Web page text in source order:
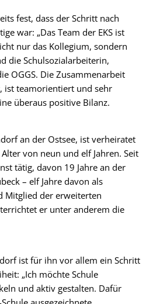
fest, dass der Schritt nach
war: „Das Team der EKS ist
nur das Kollegium, sondern
die Schulsozialarbeiterin,
OGGS. Die Zusammenarbeit
teamorientiert und sehr
überaus positive Bilanz.
an der Ostsee, ist verheiratet
von neun und elf Jahren. Seit
tätig, davon 19 Jahre an der
– elf Jahre davon als
Mitglied der erweiterten
er unter anderem die
ist für ihn vor allem ein Schritt
„Ich möchte Schule
und aktiv gestalten. Dafür